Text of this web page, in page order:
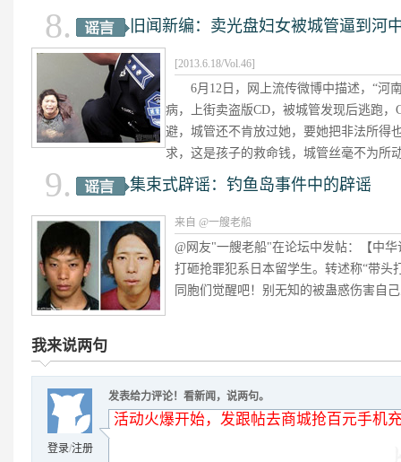
的是“人间蒸发”。苍老师在推特上还表达了困扰：“利
我根本没有写过的字，加工成好像是我写的样子，很让
技术的进步，让我们不能再相信
很多图属于PS，更有一些直接移花
8. 旧闻新编：卖光盘妇女被城管逼到河
[2013.6.18/Vol.46]
6月12日，网上流传微博中描述，“河
病，上街卖盗版CD，被城管发现后逃跑
避，城管还不肯放过她，要她把非法所得
求，这是孩子的救命钱，城管丝毫不为所
妇女在水中冻了两个小时，最后昏死过去。”
躲劫匪跳入河中，最后城管队员将
请不要对城管“一棒子打死”……
9. 集束式辟谣：钓鱼岛事件中的辟谣
来自 @一艘老船
@网友"一艘老船"在论坛中发帖：【中
打砸抢罪犯系日本留学生。转述称“带头
同胞们觉醒吧！别无知的被蛊惑伤害自
@广州公安：刚有网民散布谣言称
警方声明，从未公布过9月16日抗
员信息及图片，查处的违法犯罪人
士。
我来说两句
登录/注册
发表给力评论！看新闻，说两句。